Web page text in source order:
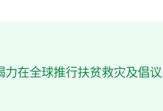
在全球推行扶贫救灾及倡